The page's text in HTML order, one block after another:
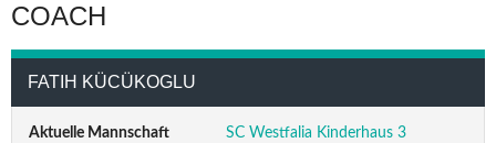
COACH
FATIH KÜCÜKOGLU
Aktuelle Mannschaft SC Westfalia Kinderhaus 3